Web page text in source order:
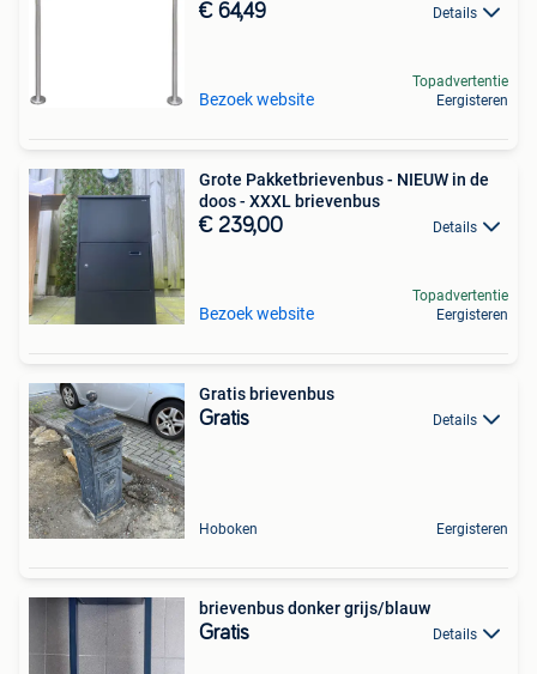
€ 64,49 Details
Bezoek website
Topadvertentie
Eergisteren
Grote Pakketbrievenbus - NIEUW in de
doos - XXXL brievenbus
€ 239,00 Details
Bezoek website
Topadvertentie
Eergisteren
Gratis brievenbus
Gratis Details
Hoboken Eergisteren
brievenbus donker grijs/blauw
Gratis Details